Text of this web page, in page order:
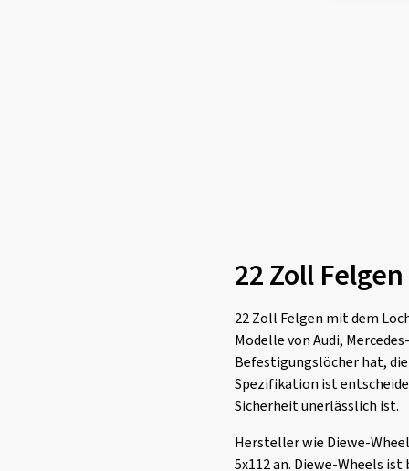
22 Zoll
22 Zoll Felgen mit dem
Modelle von Audi,
Befestigungslöcher hat,
Spezifikation ist
Sicherheit unerlässlich ist.
Hersteller wie Diewe-
5x112 an. Diewe-Wheels